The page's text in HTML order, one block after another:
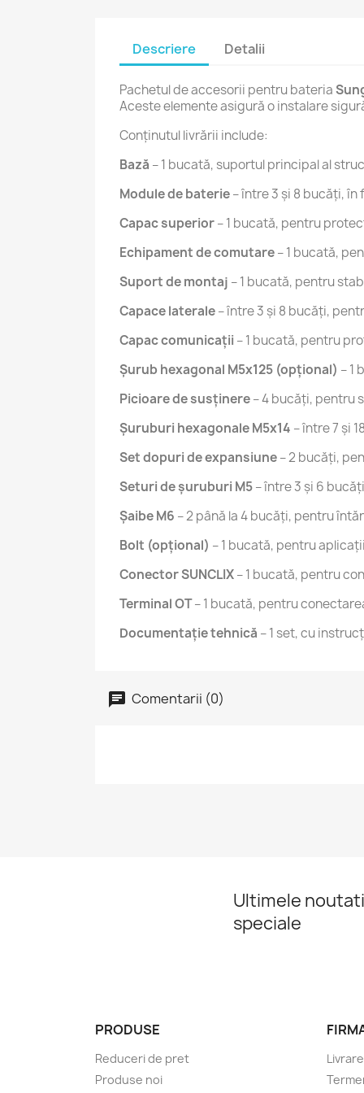
Descriere Detalii
Pachetul de accesorii pentru bateria
Aceste elemente asigură o instalare
Conținutul livrării include:
Bază – 1 bucată, suportul principal al
Module de baterie– între 3 și 8 bucăți,
Capac superior– 1 bucată, pentru
Echipament de comutare– 1 bucată,
Suport de montaj – 1 bucată, pentru
Capace laterale– între 3 și 8 bucăți,
Capac comunicații – 1 bucată, pentru
Șurub hexagonal M5x125 (opțional) – 1
Picioare de susținere– 4 bucăți, pentru
Șuruburi hexagonale M5x14 – între 7 și
Set dopuri de expansiune– 2 bucăți,
Seturi de șuruburi M5– între 3 și 6
Șaibe M6 – 2 până la 4 bucăți, pentru
Bolt (opțional) – 1 bucată, pentru
Conector SUNCLIX– 1 bucată, pentru
Terminal OT– 1 bucată, pentru
Documentație tehnică – 1 set, cu
Comentarii (0)
Ultimele
speciale
PRODUSE
Reduceri de pret
Produse noi
Livrare